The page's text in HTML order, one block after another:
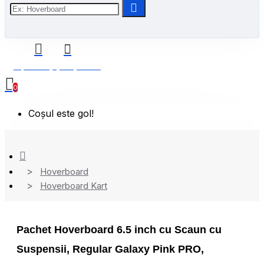
0
Coșul este gol!
Hoverboard
Hoverboard Kart
Pachet Hoverboard 6.5 inch cu Scaun cu
Suspensii, Regular Galaxy Pink PRO,